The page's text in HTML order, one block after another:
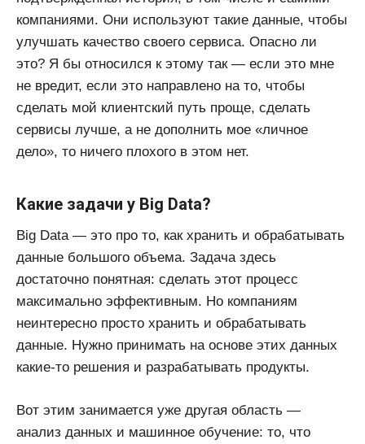
компаниями. Они используют такие данные, чтобы
улучшать качество своего сервиса. Опасно ли
это? Я бы относился к этому так — если это мне
не вредит, если это направлено на то, чтобы
сделать мой клиентский путь проще, сделать
сервисы лучше, а не дополнить мое «личное
дело», то ничего плохого в этом нет.
Какие задачи у Big Data?
Big Data — это про то, как хранить и обрабатывать
данные большого объема. Задача здесь
достаточно понятная: сделать этот процесс
максимально эффективным. Но компаниям
неинтересно просто хранить и обрабатывать
данные. Нужно принимать на основе этих данных
какие-то решения и разрабатывать продукты.
Вот этим занимается уже другая область —
анализ данных и машинное обучение: то, что